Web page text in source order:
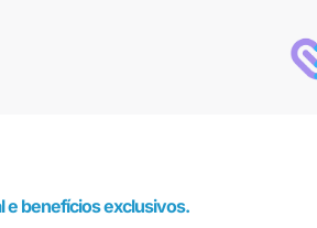
e benefícios exclusivos.